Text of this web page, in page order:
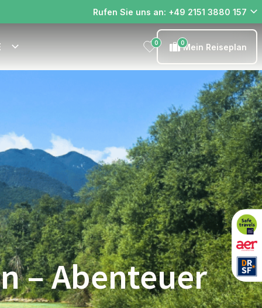
Rufen Sie uns an: +49 2151 3880 157
0 0Mein Reiseplan
– Abenteuer